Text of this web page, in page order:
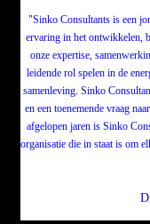
"Sinko Consultants is een
ervaring in het ontwikkelen,
onze expertise,
leidende rol spelen in de
samenleving. Sinko
en een toenemende vraag
afgelopen jaren is Sinko
organisatie die in staat is om